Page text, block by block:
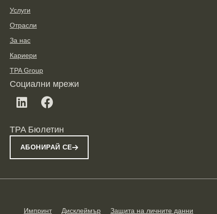
Услуги
Отрасли
За нас
Кариери
TPA Group
Социални мрежи
TPA Бюлетин
АБОНИРАЙ СЕ
Импринт Дисклеймър Защита на личните данни